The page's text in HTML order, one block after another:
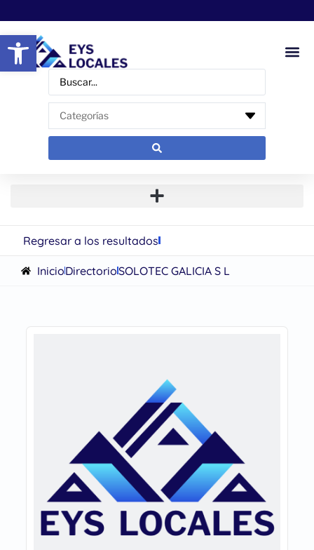
Abrir barra de herramientas
Regresar a los resultados
InicioDirectorioSOLOTEC GALICIA S L